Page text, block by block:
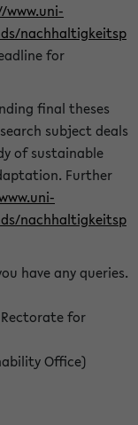
nachhaltigkeitsp
for
final theses
subject deals
of sustainable
Further
nachhaltigkeitsp
have any queries.
for
Office)